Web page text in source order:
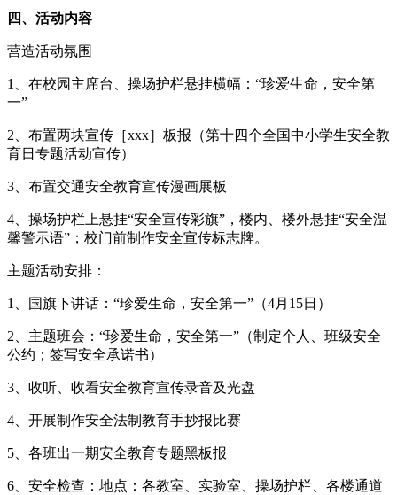
四、活动内容
营造活动氛围
1、在校园主席台、操场护栏悬挂横幅：“珍爱生命，安全第
一”
2、布置两块宣传［xxx］板报（第十四个全国中小学生安全教
育日专题活动宣传）
3、布置交通安全教育宣传漫画展板
4、操场护栏上悬挂“安全宣传彩旗”，楼内、楼外悬挂“安全温
馨警示语”；校门前制作安全宣传标志牌。
主题活动安排：
1、国旗下讲话：“珍爱生命，安全第一”（4月15日）
2、主题班会：“珍爱生命，安全第一”（制定个人、班级安全
公约；签写安全承诺书）
3、收听、收看安全教育宣传录音及光盘
4、开展制作安全法制教育手抄报比赛
5、各班出一期安全教育专题黑板报
6、安全检查：地点：各教室、实验室、操场护栏、各楼通道